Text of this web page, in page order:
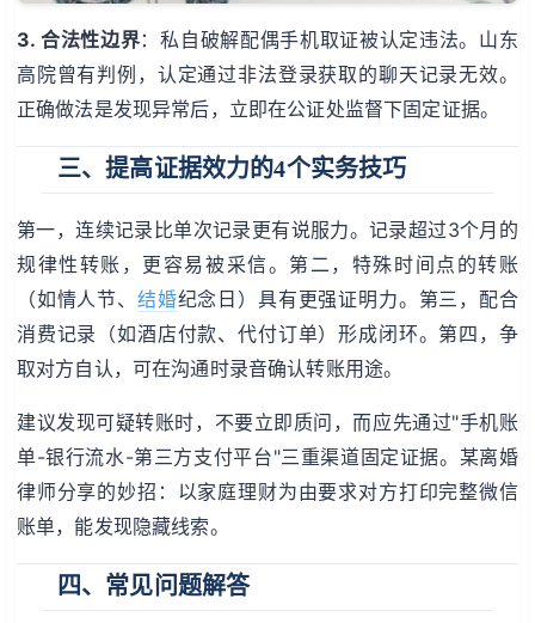
3. 合法性边界：私自破解配偶手机取证被认定违法。山东
高院曾有判例，认定通过非法登录获取的聊天记录无效。
正确做法是发现异常后，立即在公证处监督下固定证据。
三、提高证据效力的4个实务技巧
第一，连续记录比单次记录更有说服力。记录超过3个月的
规律性转账，更容易被采信。第二，特殊时间点的转账
（如情人节、 结婚纪念日）具有更强证明力。第三，配合
消费记录（如酒店付款、代付订单）形成闭环。第四，争
取对方自认，可在沟通时录音确认转账用途。
建议发现可疑转账时，不要立即质问，而应先通过"手机账
单-银行流水-第三方支付平台"三重渠道固定证据。某离婚
律师分享的妙招：以家庭理财为由要求对方打印完整微信
账单，能发现隐藏线索。
四、常见问题解答